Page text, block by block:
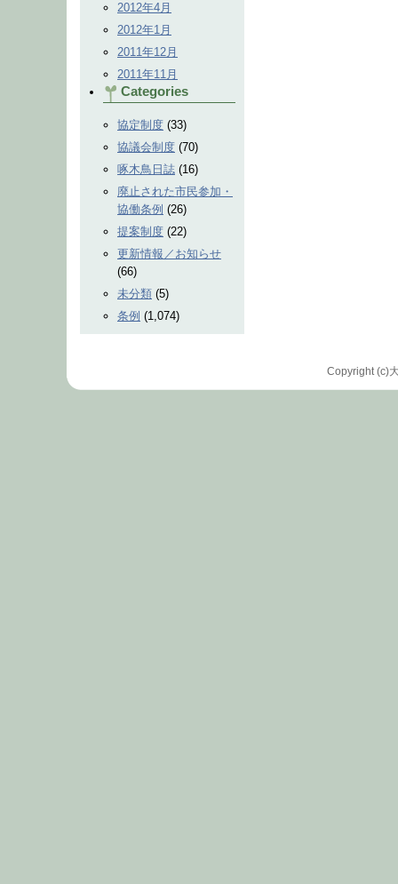
2012年4月
2012年1月
2011年12月
2011年11月
Categories
協定制度 (33)
協議会制度 (70)
啄木鳥日誌 (16)
廃止された市民参加・
協働条例 (26)
提案制度 (22)
更新情報／お知らせ
(66)
未分類 (5)
条例 (1,074)
Copyright (c)